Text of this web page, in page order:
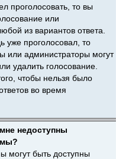
проголосовать, то вы
или
из вариантов ответа.
уже проголосовал, то
или администраторы могут
удалить голосование.
чтобы нельзя было
во время
недоступны
могут быть доступны